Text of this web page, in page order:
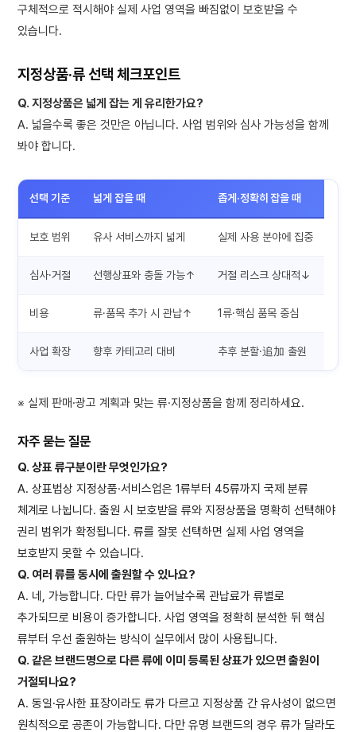
구체적으로 적시해야 실제 사업 영역을 빠짐없이 보호받을 수
있습니다.
지정상품·류 선택 체크포인트
Q. 지정상품은 넓게 잡는 게 유리한가요?
A. 넓을수록 좋은 것만은 아닙니다. 사업 범위와 심사 가능성을 함께
봐야 합니다.
선택 기준 넓게 잡을 때 좁게·정확히 잡을 때
보호 범위 유사 서비스까지 넓게 실제 사용 분야에 집중
심사·거절 선행상표와 충돌 가능↑ 거절 리스크 상대적↓
비용 류·품목 추가 시 관납↑ 1류·핵심 품목 중심
사업 확장 향후 카테고리 대비 추후 분할·追加 출원
※ 실제 판매·광고 계획과 맞는 류·지정상품을 함께 정리하세요.
자주 묻는 질문
Q. 상표 류구분이란 무엇인가요?
A. 상표법상 지정상품·서비스업은 1류부터 45류까지 국제 분류
체계로 나뉩니다. 출원 시 보호받을 류와 지정상품을 명확히 선택해야
권리 범위가 확정됩니다. 류를 잘못 선택하면 실제 사업 영역을
보호받지 못할 수 있습니다.
Q. 여러 류를 동시에 출원할 수 있나요?
A. 네, 가능합니다. 다만 류가 늘어날수록 관납료가 류별로
추가되므로 비용이 증가합니다. 사업 영역을 정확히 분석한 뒤 핵심
류부터 우선 출원하는 방식이 실무에서 많이 사용됩니다.
Q. 같은 브랜드명으로 다른 류에 이미 등록된 상표가 있으면 출원이
거절되나요?
A. 동일·유사한 표장이라도 류가 다르고 지정상품 간 유사성이 없으면
원칙적으로 공존이 가능합니다. 다만 유명 브랜드의 경우 류가 달라도